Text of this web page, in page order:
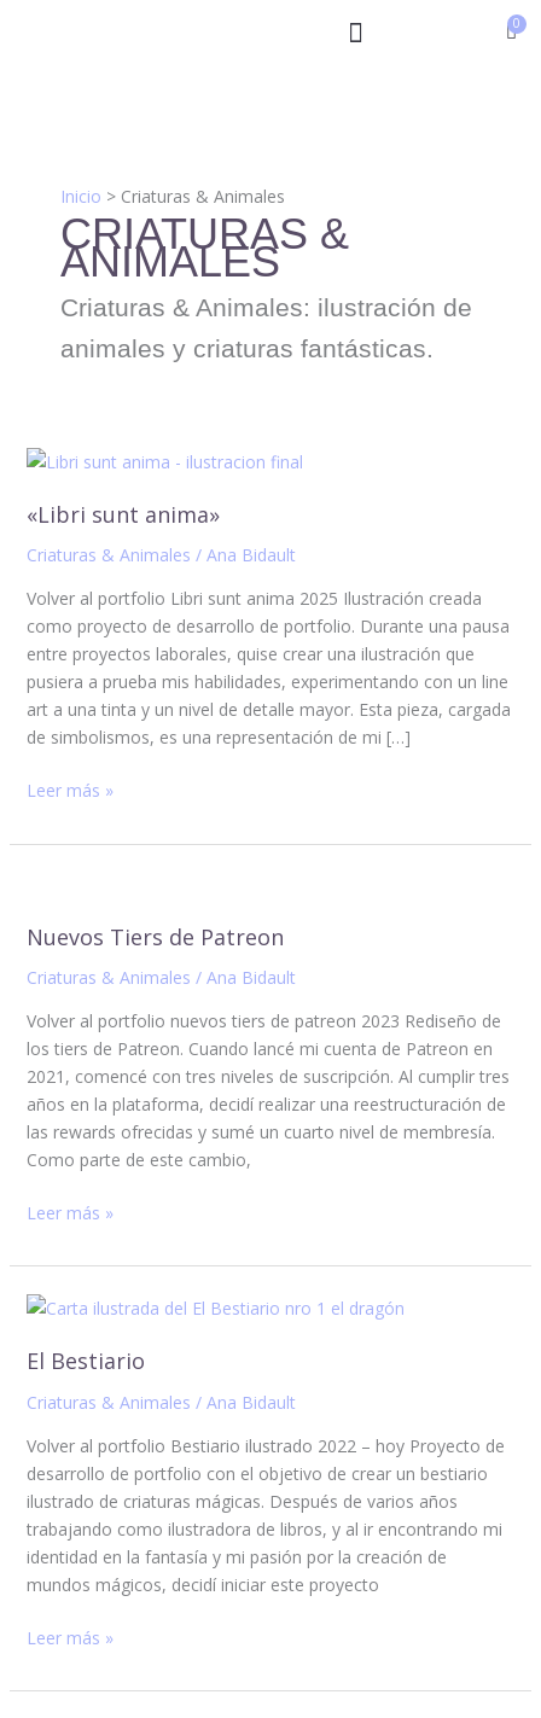
Inicio Criaturas & Animales
CRIATURAS &
ANIMALES
Criaturas & Animales: ilustración de
animales y criaturas fantásticas.
«Libri sunt anima»
Criaturas & Animales / Ana Bidault
Volver al portfolio Libri sunt anima 2025 Ilustración creada
como proyecto de desarrollo de portfolio. Durante una pausa
entre proyectos laborales, quise crear una ilustración que
pusiera a prueba mis habilidades, experimentando con un line
art a una tinta y un nivel de detalle mayor. Esta pieza, cargada
de simbolismos, es una representación de mi […]
«Libri
anima»
Leer más »
Nuevos Tiers de Patreon
Criaturas & Animales / Ana Bidault
Volver al portfolio nuevos tiers de patreon 2023 Rediseño de
los tiers de Patreon. Cuando lancé mi cuenta de Patreon en
2021, comencé con tres niveles de suscripción. Al cumplir tres
años en la plataforma, decidí realizar una reestructuración de
las rewards ofrecidas y sumé un cuarto nivel de membresía.
Como parte de este cambio,
de
Leer más »
El Bestiario
Criaturas & Animales / Ana Bidault
Volver al portfolio Bestiario ilustrado 2022 – hoy Proyecto de
desarrollo de portfolio con el objetivo de crear un bestiario
ilustrado de criaturas mágicas. Después de varios años
trabajando como ilustradora de libros, y al ir encontrando mi
identidad en la fantasía y mi pasión por la creación de
mundos mágicos, decidí iniciar este proyecto
El
Leer más »